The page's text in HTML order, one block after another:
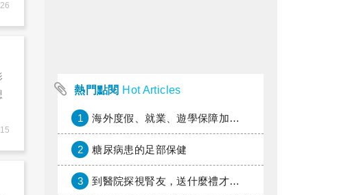
熱門點閱 Hot Articles
1 海外度假、就業、遊學保障加倍，富邦產險「一期逐夢」專案加碼遠距醫療與緊急救援
2 糖尿病患的足部保健
3 到醫院探視腎友，送什麼禮才好？